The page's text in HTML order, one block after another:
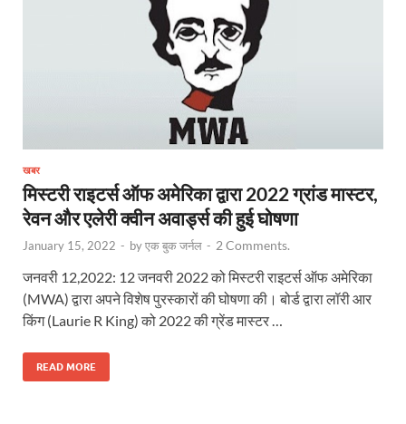
खबर
मिस्टरी राइटर्स ऑफ अमेरिका द्वारा 2022 ग्रांड मास्टर,
रेवन और एलेरी क्वीन अवार्ड्स की हुई घोषणा
January 15, 2022 - byएक बुक जर्नल - 2 Comments.
जनवरी 12,2022: 12 जनवरी 2022 को मिस्टरी राइटर्स ऑफ अमेरिका
(MWA) द्वारा अपने विशेष पुरस्कारों की घोषणा की। बोर्ड द्वारा लॉरी आर
किंग (Laurie R King) को 2022 की ग्रेंड मास्टर …
READ MORE